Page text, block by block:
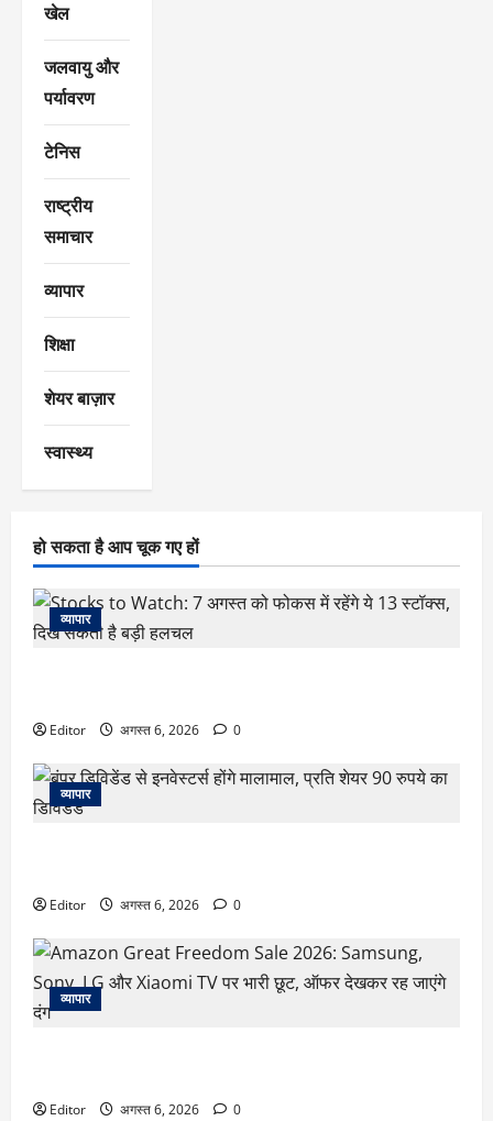
खेल
जलवायु और
पर्यावरण
टेनिस
राष्ट्रीय
समाचार
व्यापार
शिक्षा
शेयर बाज़ार
स्वास्थ्य
हो सकता है आप चूक गए हों
व्यापार
Editor अगस्त 6, 2026 0
व्यापार
Editor अगस्त 6, 2026 0
व्यापार
Editor अगस्त 6, 2026
0